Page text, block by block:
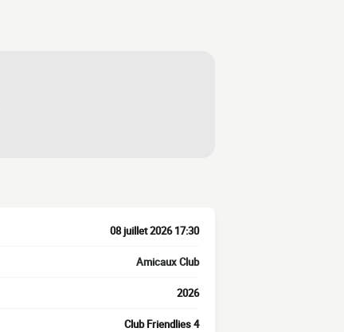
08 juillet 2026 17:30
Amicaux Club
2026
Club Friendlies 4